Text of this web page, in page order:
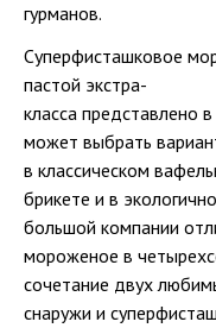
гурманов.
Суперфисташковое
пастой экстра-
класса представлено
может выбрать
в классическом
брикете и в
большой компании
мороженое в
сочетание двух
снаружи и